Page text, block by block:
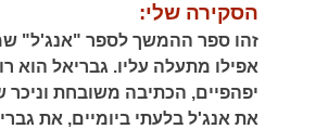
הסקירה שלי:
זהו ספר ההמשך לספר "אנג'ל"
אפילו מתעלה עליו. גבריאל הוא
יפהפיים, הכתיבה משובחת
את אנג'ל בלעתי ביומיים, את